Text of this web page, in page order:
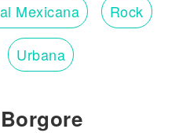
Mexicana Rock
Urbana